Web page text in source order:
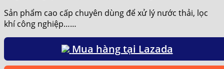
Sản phẩm cao cấp chuyên dùng để xử lý nước thải, lọc
khí công nghiệp……
Mua hàng tại Lazada